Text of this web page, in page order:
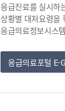
응급진료를 실시하
상황별 대처요령을
응급의료정보시스
응급의료포털 E-